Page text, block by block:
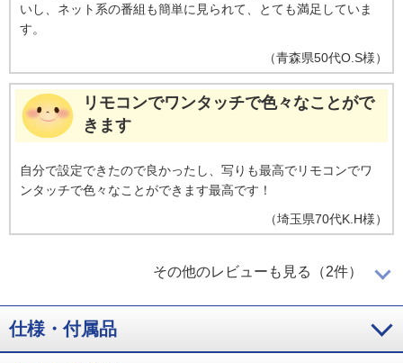
いし、ネット系の番組も簡単に見られて、とても満足していま
す。
（青森県50代O.S様）
リモコンでワンタッチで色々なことがで
きます
自分で設定できたので良かったし、写りも最高でリモコンでワ
ンタッチで色々なことができます最高です！
（埼玉県70代K.H様）
画面の大きさや便利な機能も充実
テレビが古くなり画面に色落ちが出てきて新しく買い換えたい
と思っていたたため購入しました。画面の大きさや便利な機能
その他のレビューも見る（2件）
仕様・付属品